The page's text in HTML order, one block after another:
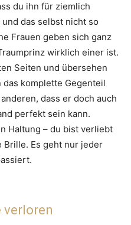
du ihn für ziemlich
das selbst nicht so
Frauen geben sich ganz
wirklich einer ist.
Seiten und übersehen
das komplette Gegenteil
dass er doch auch
perfekt sein kann.
Haltung – du bist verliebt
Es geht nur jeder
verloren